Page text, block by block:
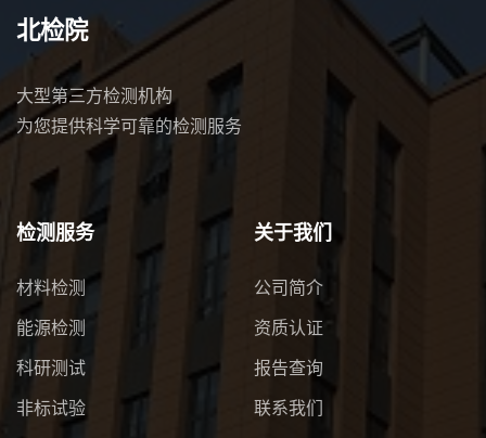
北检院
大型第三方检测机构
为您提供科学可靠的检测服务
检测服务
材料检测
能源检测
科研测试
非标试验
关于我们
公司简介
资质认证
报告查询
联系我们